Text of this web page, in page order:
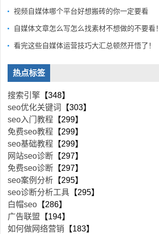
视频自媒体哪个平台好想搬砖的你一定要看
自媒体文章怎么写怎么找素材不想做的不要看！
看完这些自媒体运营技巧大汇总顿然开悟了！
热点标签
搜索引擎 【348】
seo优化关键词
【303】
seo入门教程 【299】
免费seo教程 【299】
seo基础教程 【299】
网站seo诊断 【297】
免费seo诊断 【297】
seo案例分析 【295】
seo诊断分析工具 【295】
白帽seo 【286】
广告联盟 【194】
如何做网络营销 【183】